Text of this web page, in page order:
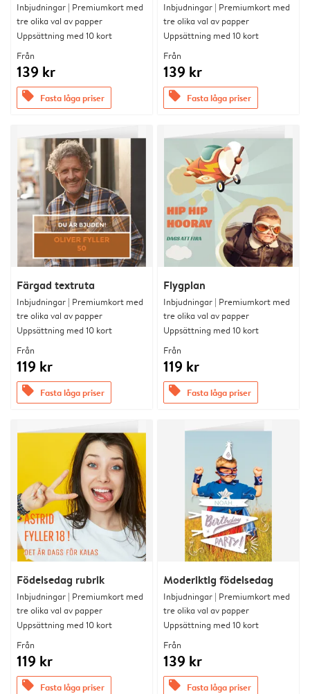
Inbjudningar | Premiumkort med
tre olika val av papper
Uppsättning med 10 kort
Från
139 kr
offers Fasta låga priser
Inbjudningar | Premiumkort med
tre olika val av papper
Uppsättning med 10 kort
Från
139 kr
offers Fasta låga priser
Färgad textruta
Inbjudningar | Premiumkort med
tre olika val av papper
Uppsättning med 10 kort
Från
119 kr
offers Fasta låga priser
Flygplan
Inbjudningar | Premiumkort med
tre olika val av papper
Uppsättning med 10 kort
Från
119 kr
offers Fasta låga priser
Födelsedag rubrik
Inbjudningar | Premiumkort med
tre olika val av papper
Uppsättning med 10 kort
Från
119 kr
offers Fasta låga priser
Moderiktig födelsedag
Inbjudningar | Premiumkort med
tre olika val av papper
Uppsättning med 10 kort
Från
139 kr
offers Fasta låga priser